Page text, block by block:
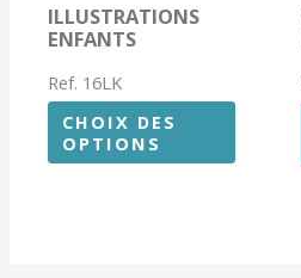
ILLUSTRATIONS
ENFANTS
Ref. 16LK
CHOIX DES
OPTIONS